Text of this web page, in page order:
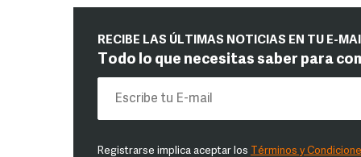
RECIBE LAS ÚLTIMAS NOTICIAS EN TU E-
Todo lo que necesitas saber para
Registrarse implica aceptar los Términos y